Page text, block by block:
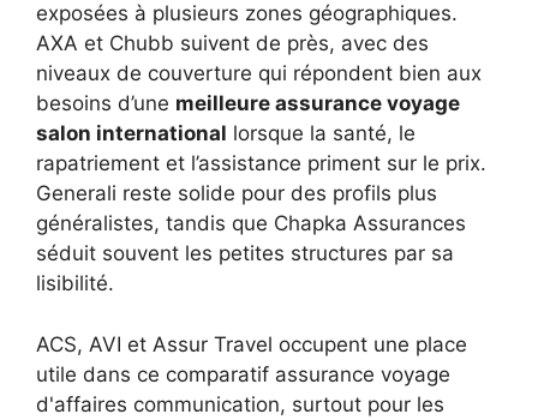
exposées à plusieurs zones géographiques.
AXA et Chubb suivent de près, avec des
niveaux de couverture qui répondent bien aux
besoins d’une meilleure assurance voyage
salon international lorsque la santé, le
rapatriement et l’assistance priment sur le prix.
Generali reste solide pour des profils plus
généralistes, tandis que Chapka Assurances
séduit souvent les petites structures par sa
lisibilité.
ACS, AVI et Assur Travel occupent une place
utile dans ce comparatif assurance voyage
d'affaires communication, surtout pour les